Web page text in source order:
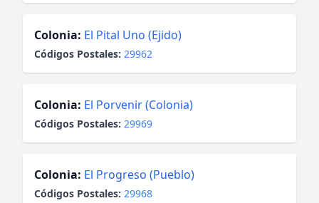
Colonia: El Pital Uno (Ejido)
Códigos Postales: 29962
Colonia: El Porvenir (Colonia)
Códigos Postales: 29969
Colonia: El Progreso (Pueblo)
Códigos Postales: 29968